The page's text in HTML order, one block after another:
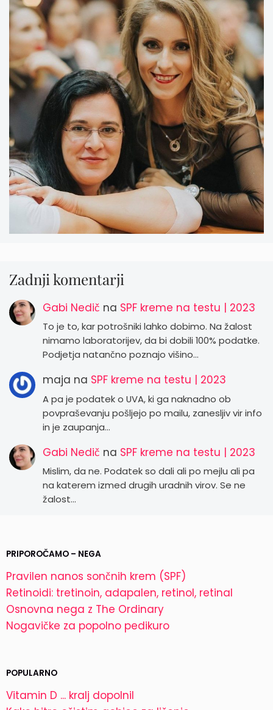
Zadnji komentarji
Gabi Nedič na SPF kreme na testu | 2023
To je to, kar potrošniki lahko dobimo. Na žalost
nimamo laboratorijev, da bi dobili 100% podatke.
Podjetja natančno poznajo višino…
maja na SPF kreme na testu | 2023
A pa je podatek o UVA, ki ga naknadno ob
povpraševanju pošljejo po mailu, zanesljiv vir info
in je zaupanja…
Gabi Nedič na SPF kreme na testu | 2023
Mislim, da ne. Podatek so dali ali po mejlu ali pa
na katerem izmed drugih uradnih virov. Se ne
žalost…
PRIPOROČAMO – NEGA
Pravilen nanos sončnih krem (SPF)
Retinoidi: tretinoin, adapalen, retinol, retinal
Osnovna nega z The Ordinary
Nogavičke za popolno pedikuro
POPULARNO
Vitamin D ... kralj dopolnil